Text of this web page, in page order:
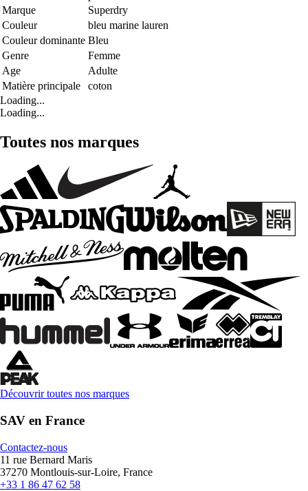
Marque
Superdry
Couleur
bleu marine lauren
Couleur dominante Bleu
Genre
Femme
Age
Adulte
Matière principale
coton
Loading...
Loading...
Toutes nos marques
Découvrir toutes nos marques
SAV en France
Contactez-nous
11 rue Bernard Maris
37270 Montlouis-sur-Loire, France
+33 1 86 47 62 58